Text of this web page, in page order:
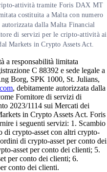
attività tramite Foris DAX MT
costituita a Malta con numero
dalla Malta Financial
di servizi per le cripto-attività ai
Markets in Crypto Assets Act.
a responsabilità limitata
C 88392 e sede legale a
Borg, SPK 1000, St. Julians,
, debitamente autorizzata dalla
Fornitore di servizi di
2023/1114 sui Mercati dei
in Crypto Assets Act. Foris
i seguenti servizi: 1. Scambio
di crypto-asset con altri crypto-
di crypto-asset per conto dei
asset per conto dei clienti; 5.
per conto dei clienti; 6.
conto dei clienti.